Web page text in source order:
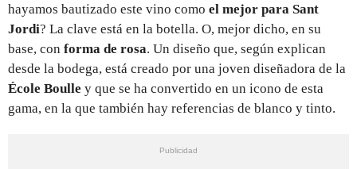
hayamos bautizado este vino como el mejor para Sant
Jordi? La clave está en la botella. O, mejor dicho, en su
base, con forma de rosa. Un diseño que, según explican
desde la bodega, está creado por una joven diseñadora de la
École Boulle y que se ha convertido en un icono de esta
gama, en la que también hay referencias de blanco y tinto.